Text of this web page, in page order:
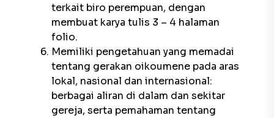
terkait biro perempuan, dengan
membuat karya tulis 3 – 4 halaman
folio.
Memiliki pengetahuan yang memadai
tentang gerakan oikoumene pada aras
lokal, nasional dan internasional:
berbagai aliran di dalam dan sekitar
gereja, serta pemahaman tentang